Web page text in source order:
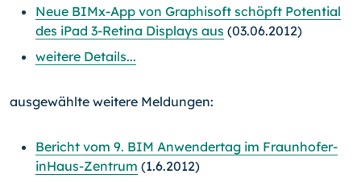
Neue BIMx-App von Graphisoft schöpft Potential
des iPad 3-Retina Displays aus (03.06.2012)
weitere Details...
ausgewählte weitere Meldungen:
Bericht vom 9. BIM Anwendertag im Fraunhofer-
inHaus-Zentrum (1.6.2012)